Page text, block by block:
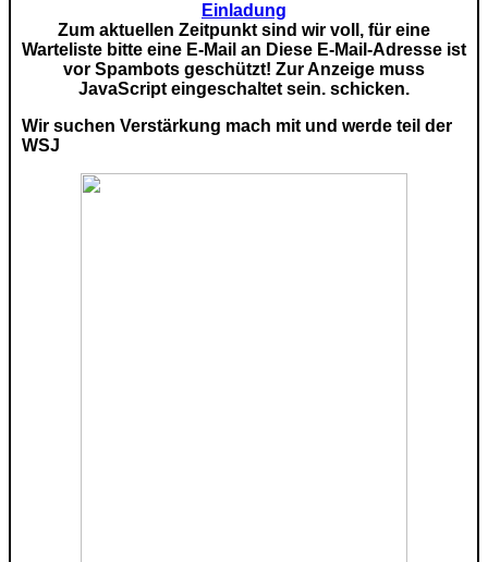
Einladung
Zum aktuellen Zeitpunkt sind wir voll, für eine
Warteliste bitte eine E-Mail an Diese E-Mail-Adresse ist
vor Spambots geschützt! Zur Anzeige muss
JavaScript eingeschaltet sein. schicken.
Wir suchen Verstärkung mach mit und werde teil der
WSJ